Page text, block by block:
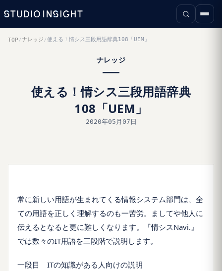
TOP /ナレッジ /使える！情シス三段用語辞典108「UEM」
ナレッジ
使える！情シス三段用語辞典
108「UEM」
2020年05月07日
常に新しい用語が生まれてくる情報システム部門は、全
ての用語を正しく理解するのも一苦労。ましてや他人に
伝えるとなると更に難しくなります。『情シスNavi.』
では数々のIT用語を三段階で説明します。
一段目 ITの知識がある人向けの説明